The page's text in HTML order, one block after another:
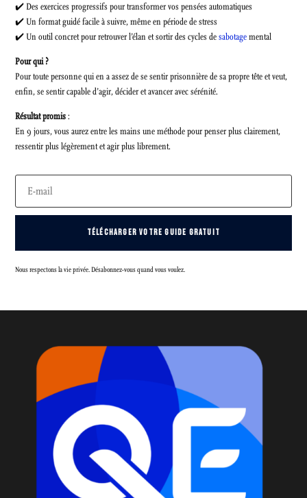
✔️ Des exercices progressifs pour transformer vos pensées automatiques
✔️ Un format guidé facile à suivre, même en période de stress
✔️ Un outil concret pour retrouver l’élan et sortir des cycles desabotagemental
Pour qui ?
Pour toute personne qui en a assez de se sentir prisonnière de sa propre tête et veut,
enfin, se sentir capable d’agir, décider et avancer avec sérénité.
Résultat promis:
En 9 jours, vous aurez entre les mains une méthode pour penser plus clairement,
ressentir plus légèrement et agir plus librement.
TÉLÉCHARGER VOTRE GUIDE GRATUIT
Nous respectons la vie privée. Désabonnez-vous quand vous voulez.